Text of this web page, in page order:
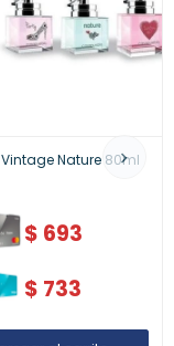
Nature 80ml
$ 693
$ 733